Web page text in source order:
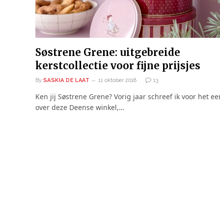
Søstrene Grene: uitgebreide
kerstcollectie voor fijne prijsjes
By SASKIA DE LAAT 11 oktober 2018 13
Ken jij Søstrene Grene? Vorig jaar schreef ik voor het
over deze Deense winkel,…